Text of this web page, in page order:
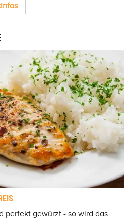
perfekt gewürzt - so wird das